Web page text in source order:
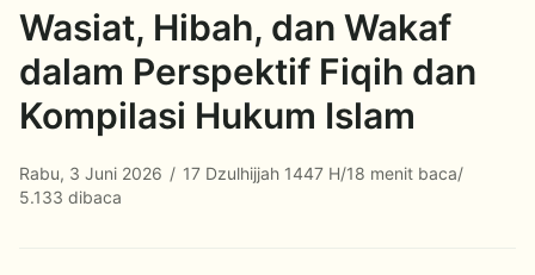
Wasiat, Hibah, dan Wakaf
dalam Perspektif Fiqih dan
Kompilasi Hukum Islam
Rabu, 3 Juni 2026 / 17 Dzulhijjah 1447 H/18 menit baca/
5.133 dibaca